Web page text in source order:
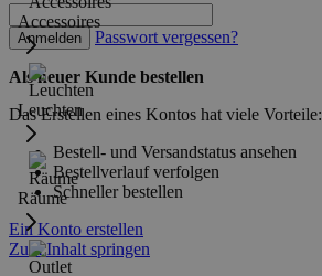
Accessoires
Leuchten
Räume
Anmelden Passwort vergessen?
Als neuer Kunde bestellen
Das Erstellen eines Kontos hat viele Vorteile:
Bestell- und Versandstatus ansehen
Bestellverlauf verfolgen
Schneller bestellen
Ein Konto erstellen
Zum Inhalt springen